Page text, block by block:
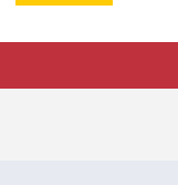
Отдых на
Квартиры